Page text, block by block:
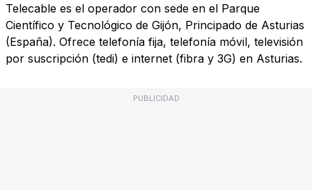
Telecable es el operador con sede en el Parque
Científico y Tecnológico de Gijón, Principado de Asturias
(España). Ofrece telefonía fija, telefonía móvil, televisión
por suscripción (tedi) e internet (fibra y 3G) en Asturias.
PUBLICIDAD